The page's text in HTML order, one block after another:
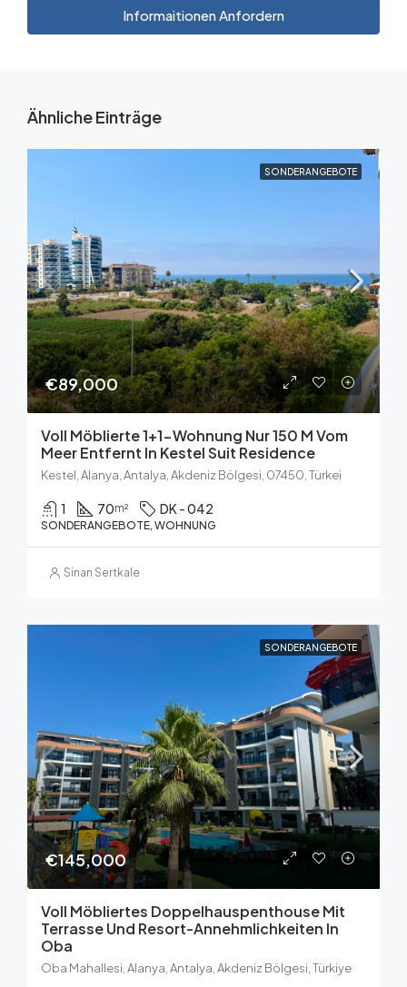
Informaitionen Anfordern
Ähnliche Einträge
SONDERANGEBOTE
€89,000
Voll Möblierte 1+1-Wohnung Nur 150 M Vom
Meer Entfernt In Kestel Suit Residence
Kestel, Alanya, Antalya, Akdeniz Bölgesi, 07450, Türkei
1 70m² DK - 042
SONDERANGEBOTE, WOHNUNG
Sinan Sertkale
SONDERANGEBOTE
€145,000
Voll Möbliertes Doppelhauspenthouse Mit
Terrasse Und Resort-Annehmlichkeiten In
Oba
Oba Mahallesi, Alanya, Antalya, Akdeniz Bölgesi, Türkiye